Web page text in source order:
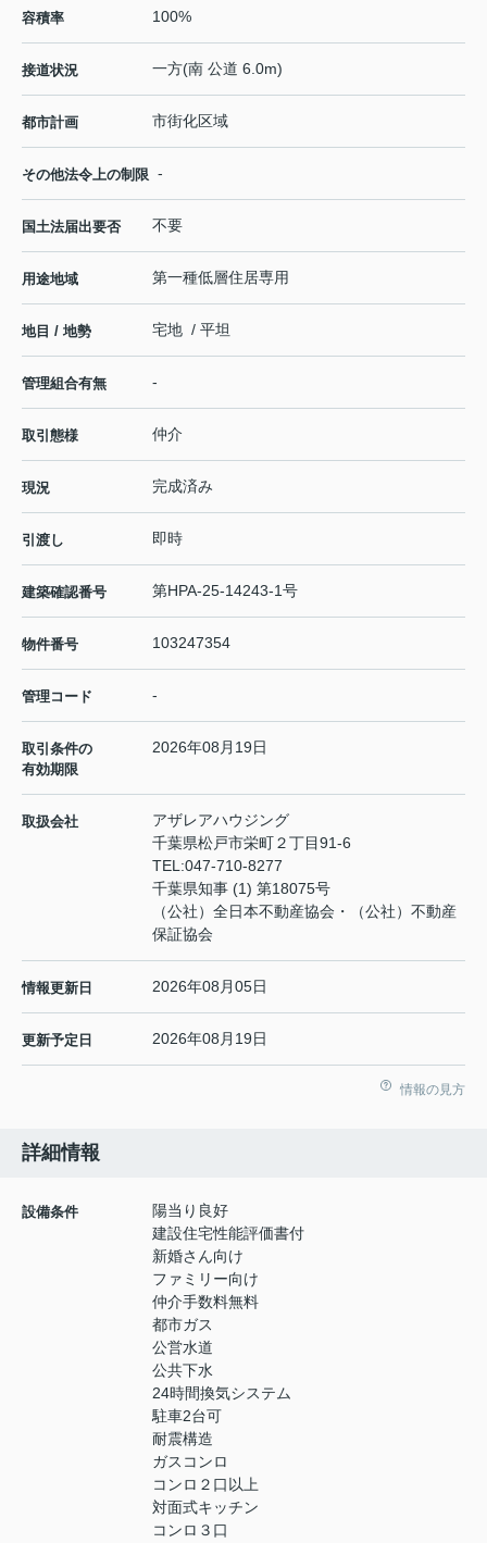
容積率 100%
接道状況 一方(南 公道 6.0m)
都市計画 市街化区域
その他法令上の制限 -
国土法届出要否 不要
用途地域 第一種低層住居専用
地目 / 地勢 宅地 / 平坦
管理組合有無 -
取引態様 仲介
現況 完成済み
引渡し 即時
建築確認番号 第HPA-25-14243-1号
物件番号 103247354
管理コード -
取引条件の
有効期限
2026年08月19日
取扱会社
アザレアハウジング
千葉県松戸市栄町２丁目91-6
TEL:047-710-8277
千葉県知事 (1) 第18075号
（公社）全日本不動産協会・（公社）不動産
保証協会
情報更新日 2026年08月05日
更新予定日 2026年08月19日
情報の見方
詳細情報
設備条件
陽当り良好
建設住宅性能評価書付
新婚さん向け
ファミリー向け
仲介手数料無料
都市ガス
公営水道
公共下水
24時間換気システム
駐車2台可
耐震構造
ガスコンロ
コンロ２口以上
対面式キッチン
コンロ３口